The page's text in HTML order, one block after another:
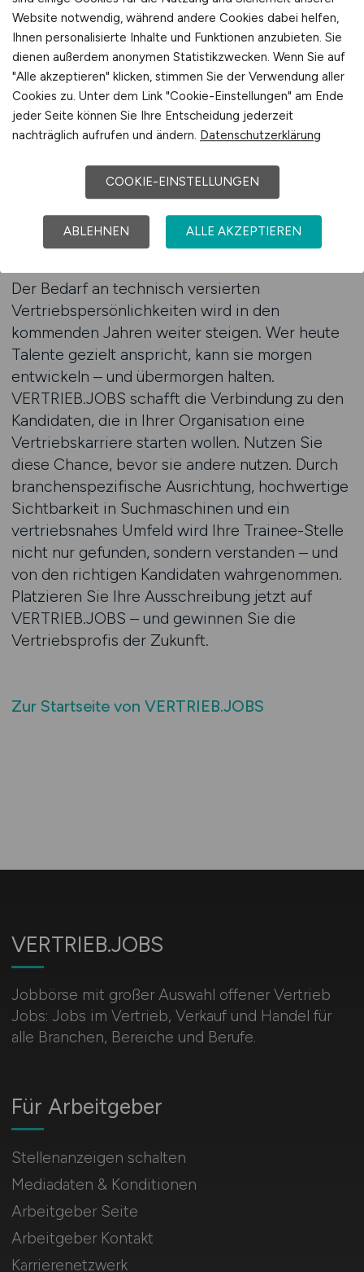
präsentieren Sie Ihr Unternehmen als aktiven
Gestalter – nicht als Reagierer im Wettbewerb
um Talente. Für Unternehmen, die ihre Zukunft
sichern wollen, ist das der entscheidende
Unterschied.
Zum Jobfinder
Jetzt Vertriebskarrieren
systematisch aufbauen
Der Bedarf an technisch versierten
Vertriebspersönlichkeiten wird in den
kommenden Jahren weiter steigen. Wer heute
Talente gezielt anspricht, kann sie morgen
entwickeln – und übermorgen halten.
VERTRIEB.JOBS schafft die Verbindung zu den
Kandidaten, die in Ihrer Organisation eine
Vertriebskarriere starten wollen. Nutzen Sie
diese Chance, bevor sie andere nutzen. Durch
branchenspezifische Ausrichtung, hochwertige
Sichtbarkeit in Suchmaschinen und ein
vertriebsnahes Umfeld wird Ihre Trainee-Stelle
nicht nur gefunden, sondern verstanden – und
von den richtigen Kandidaten wahrgenommen.
Platzieren Sie Ihre Ausschreibung jetzt auf
VERTRIEB.JOBS – und gewinnen Sie die
Vertriebsprofis der Zukunft.
Zur Startseite von VERTRIEB.JOBS
VERTRIEB.JOBS
Jobbörse mit großer Auswahl offener Vertrieb
Jobs: Jobs im Vertrieb, Verkauf und Handel für
alle Branchen, Bereiche und Berufe.
Für Arbeitgeber
Stellenanzeigen schalten
Mediadaten & Konditionen
Arbeitgeber Seite
Arbeitgeber Kontakt
Karrierenetzwerk
Website notwendig, während andere Cookies dabei helfen,
Ihnen personalisierte Inhalte und Funktionen anzubieten. Sie
dienen außerdem anonymen Statistikzwecken. Wenn Sie auf
"Alle akzeptieren" klicken, stimmen Sie der Verwendung aller
Cookies zu. Unter dem Link "Cookie-Einstellungen" am Ende
jeder Seite können Sie Ihre Entscheidung jederzeit
nachträglich aufrufen und ändern. Datenschutzerklärung
COOKIE-EINSTELLUNGEN
ABLEHNEN ALLE AKZEPTIEREN